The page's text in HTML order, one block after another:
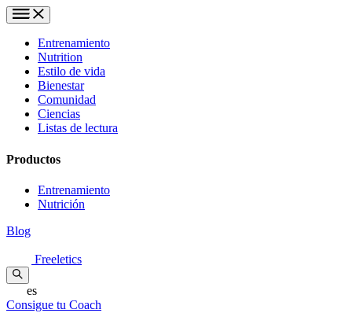
Entrenamiento
Nutrition
Estilo de vida
Bienestar
Comunidad
Ciencias
Listas de lectura
Productos
Entrenamiento
Nutrición
Blog
Freeletics
es
Consigue tu Coach